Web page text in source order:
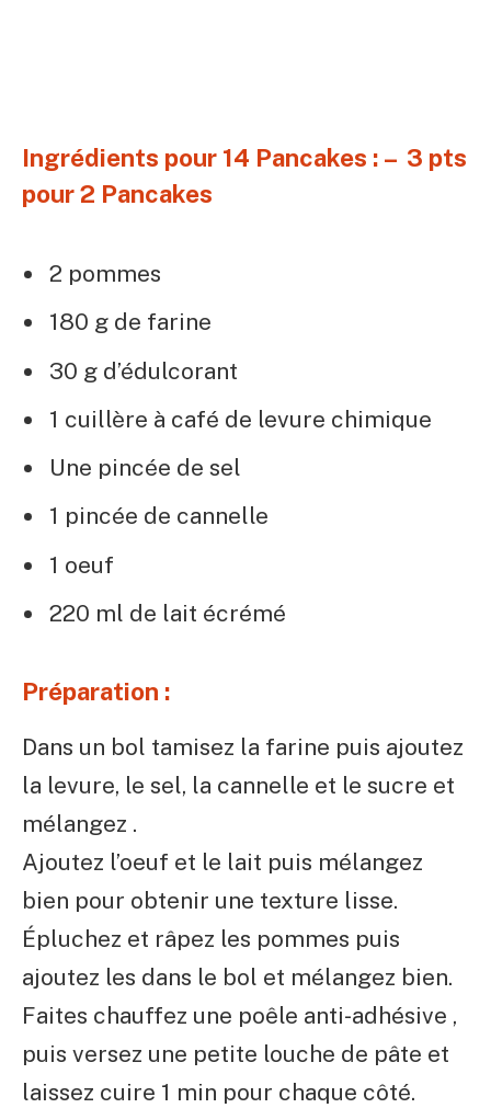
Ingrédients pour 14 Pancakes : – 3 pts
pour 2 Pancakes
2 pommes
180 g de farine
30 g d’édulcorant
1 cuillère à café de levure chimique
Une pincée de sel
1 pincée de cannelle
1 oeuf
220 ml de lait écrémé
Préparation :
Dans un bol tamisez la farine puis ajoutez
la levure, le sel, la cannelle et le sucre et
mélangez .
Ajoutez l’oeuf et le lait puis mélangez
bien pour obtenir une texture lisse.
Épluchez et râpez les pommes puis
ajoutez les dans le bol et mélangez bien.
Faites chauffez une poêle anti-adhésive ,
puis versez une petite louche de pâte et
laissez cuire 1 min pour chaque côté.